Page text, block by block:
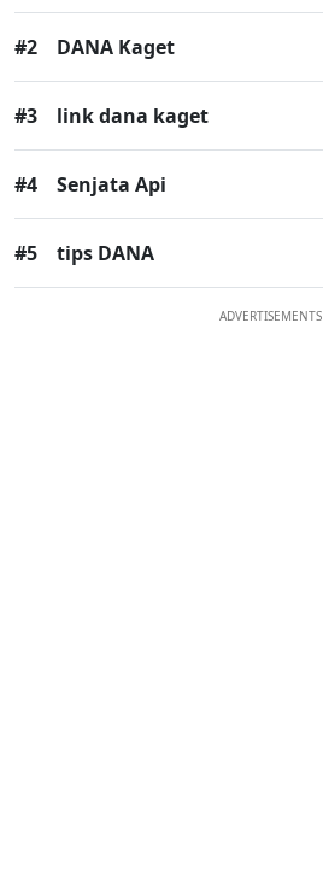
#2 DANA Kaget
#3 link dana kaget
#4 Senjata Api
#5 tips DANA
ADVERTISEMENTS